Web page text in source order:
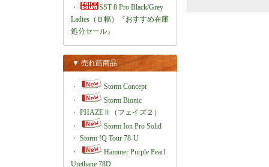
・
SST 8 Pro Black/Grey
Ladies（Ｂ幅）『おすすめ在庫
処分セール』
▼ 売れ筋商品
・
Storm Concept
・
Storm Bionic
・ PHAZEⅡ（フェイズ２）
・
Storm Ion Pro Solid
・ Storm !Q Tour 78-U
・
Hammer Purple Pearl
Urethane 78D